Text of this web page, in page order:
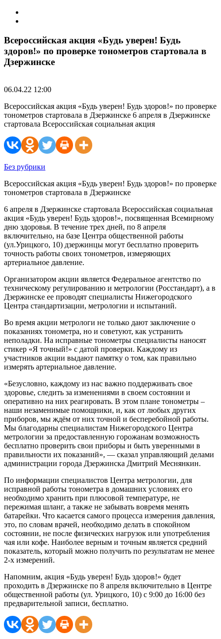
Всероссийская акция «Будь уверен! Будь
здоров!» по проверке тонометров стартовала в
Дзержинске
06.04.22 12:00
Всероссийская акция «Будь уверен! Будь здоров!» по проверке
тонометров стартовала в Дзержинске 6 апреля в Дзержинске
стартовала Всероссийская социальная акция
Без рубрики
Всероссийская акция «Будь уверен! Будь здоров!» по проверке
тонометров стартовала в Дзержинске
6 апреля в Дзержинске стартовала Всероссийская социальная
акция «Будь уверен! Будь здоров!», посвященная Всемирному
дню здоровья. В течение трех дней, по 8 апреля
включительно, на базе Центра общественной работы
(ул.Урицкого, 10) дзержинцы могут бесплатно проверить
точность работы своих тонометров, измеряющих
артериальное давление.
Организатором акции является Федеральное агентство по
техническому регулированию и метрологии (Росстандарт), а в
Дзержинске ее проводят специалисты Нижегородского
Центра стандартизации, метрологии и испытаний.
Во время акции метрологи не только дают заключение о
показаниях тонометра, но и советуют, как устранить
неполадки. На исправные тонометры специалисты наносят
стикер «Я точный!» с датой проверки. Каждому из
участников акции выдают памятку о том, как правильно
измерять артериальное давление.
«Безусловно, каждому из нас важно поддерживать свое
здоровье, следить за изменениями в своем состоянии и
оперативно на них реагировать. В этом плане тонометры –
наши незаменимые помощники, и, как от любых других
приборов, мы ждём от них точной и бесперебойной работы.
Мы благодарны специалистам Нижегородского Центра
метрологии за предоставленную горожанам возможность
бесплатно проверить свои приборы и быть уверенными в
правильности их показаний», — сказал управляющий делами
администрации города Дзержинска Дмитрий Меснянкин.
По информации специалистов Центра метрологии, для
исправной работы тонометра в домашних условиях его
необходимо хранить при плюсовой температуре, не
пережимая шланг, а также не забывать вовремя менять
батарейки. Что касается самого процесса измерения давления,
это, по словам врачей, необходимо делать в спокойном
состоянии, не после физических нагрузок или употребления
чая или кофе. Наиболее верным и точным является средний
показатель, который можно получить по результатам не менее
2-х измерений.
Напомним, акция «Будь уверен! Будь здоров!» будет
проходить в Дзержинске по 8 апреля включительно в Центре
общественной работы (ул. Урицкого, 10) с 9:00 до 16:00 без
предварительной записи, бесплатно.